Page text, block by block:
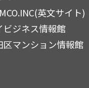
英文サイト)
ビジネス情報館
区マンション情報館